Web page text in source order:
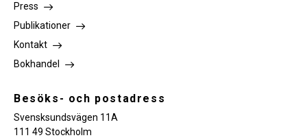
Press
Publikationer
Kontakt
Bokhandel
Besöks- och postadress
Svensksundsvägen 11A
111 49 Stockholm